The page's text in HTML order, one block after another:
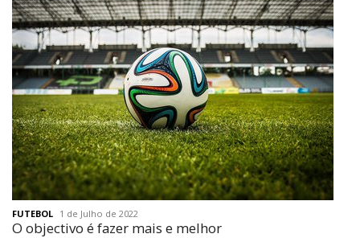
FUTEBOL 1 de Julho de 2022
O objectivo é fazer mais e melhor